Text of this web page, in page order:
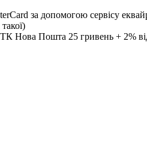
за допомогою сервісу
Пошта 25 гривень + 2% від